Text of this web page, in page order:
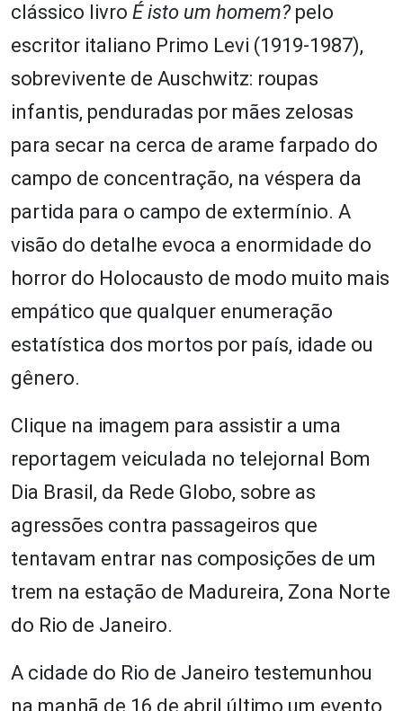
clássico livro É isto um homem? pelo
escritor italiano Primo Levi (1919-1987),
sobrevivente de Auschwitz: roupas
infantis, penduradas por mães zelosas
para secar na cerca de arame farpado do
campo de concentração, na véspera da
partida para o campo de extermínio. A
visão do detalhe evoca a enormidade do
horror do Holocausto de modo muito mais
empático que qualquer enumeração
estatística dos mortos por país, idade ou
gênero.
Clique na imagem para assistir a uma
reportagem veiculada no telejornal Bom
Dia Brasil, da Rede Globo, sobre as
agressões contra passageiros que
tentavam entrar nas composições de um
trem na estação de Madureira, Zona Norte
do Rio de Janeiro.
A cidade do Rio de Janeiro testemunhou
na manhã de 16 de abril último um evento